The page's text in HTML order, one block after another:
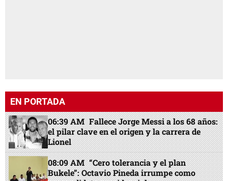
EN PORTADA
06:39 AM Fallece Jorge Messi a los 68 años:
el pilar clave en el origen y la carrera de
Lionel
08:09 AM “Cero tolerancia y el plan
Bukele”: Octavio Pineda irrumpe como